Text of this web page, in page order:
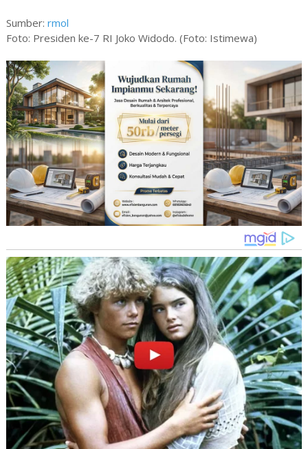
Sumber: rmol
Foto: Presiden ke-7 RI Joko Widodo. (Foto: Istimewa)